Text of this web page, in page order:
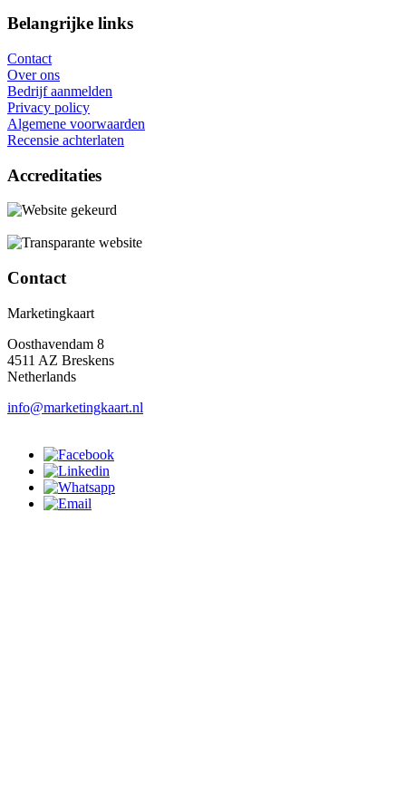
Belangrijke links
Contact
Over ons
Bedrijf aanmelden
Privacy policy
Algemene voorwaarden
Recensie achterlaten
Accreditaties
Contact
Marketingkaart
Oosthavendam 8
4511 AZ Breskens
Netherlands
info@marketingkaart.nl